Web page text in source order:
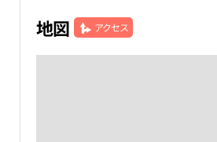
地図 アクセス